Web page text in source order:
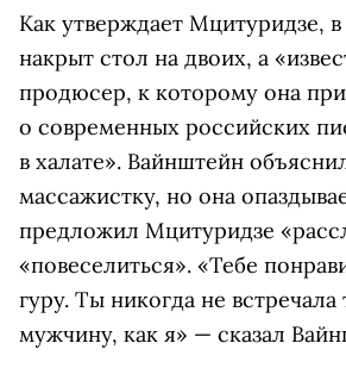
Как утверждает Мцитуридзе,
накрыт стол на двоих, а
продюсер, к которому она
о современных российских
в халате». Вайнштейн
массажистку, но она
предложил Мцитуридзе
«повеселиться». «Тебе
гуру. Ты никогда не встречала
мужчину, как я» — сказал